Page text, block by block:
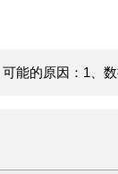
能的原因：1、